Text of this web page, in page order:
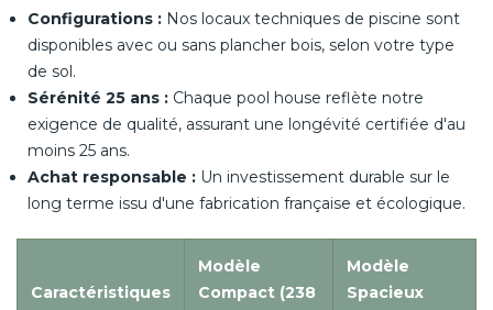
Configurations : Nos locaux techniques de piscine sont
disponibles avec ou sans plancher bois, selon votre type
de sol.
Sérénité 25 ans : Chaque pool house reflète notre
exigence de qualité, assurant une longévité certifiée d'au
moins 25 ans.
Achat responsable : Un investissement durable sur le
long terme issu d'une fabrication française et écologique.
Caractéristiques
Modèle
Compact (238
Modèle
Spacieux